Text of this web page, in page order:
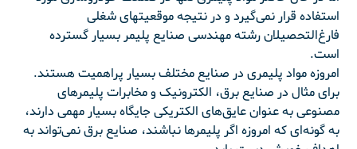
استفاده قرار نمی‌گیرد و در نتیجه موقعیتهای شغلی
فارغ‌التحصیلان رشته مهندسی صنایع پلیمر بسیار گسترده
است.
امروزه مواد پلیمری در صنایع مختلف بسیار پراهمیت هستند.
برای مثال در صنایع برق، الکترونیک و مخابرات پلیمرهای
مصنوعی به عنوان عایق‌های الکتریکی جایگاه بسیار مهمی دارند،
به گونه‌ای که امروزه اگر پلیمرها نباشند، صنایع برق نمی‌تواند به